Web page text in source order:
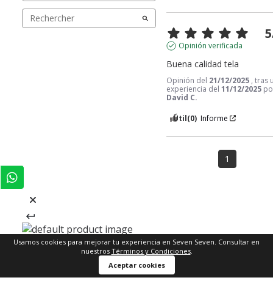
Comprar ahora
5
Opinión verificada
Buena calidad tela
Opinión del 21/12/2025 , tras
experiencia del11/12/2025
David C.
Útil(0) Informe
1
Usamos cookies para mejorar tu experiencia en Seven Seven. Consultar en
nuestros Términos y Condiciones.
Aceptar cookies